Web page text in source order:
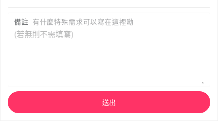
備註 有什麼特殊需求可以寫在這裡呦
送出